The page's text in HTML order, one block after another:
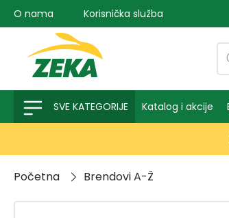
pretragu Preskoči na glavnu
O nama Korisnička služba
SVE KATEGORIJE Katalog i akcije
Početna Brendovi A-Ž